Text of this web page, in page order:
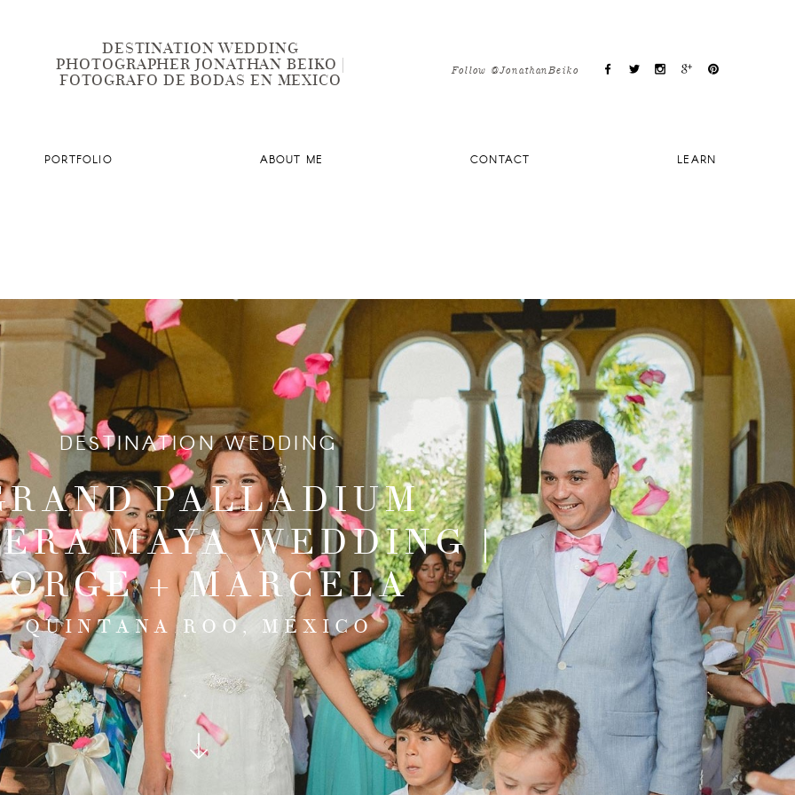
DESTINATION WEDDING
PHOTOGRAPHER JONATHAN BEIKO |
FOTOGRAFO DE BODAS EN MEXICO
Follow @JonathanBeiko
PORTFOLIO ABOUT ME CONTACT LEARN
DESTINATION WEDDING
PALLADIUM
MAYA WEDDING |
+ MARCELA
QUINTANA ROO, MÉXICO